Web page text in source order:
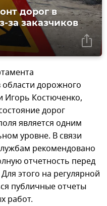
дорог в
за заказчиков
области дорожного
Игорь Костюченко,
дорог
является одним
уровне. В связи
рекомендовано
отчетность перед
этого на регулярной
публичные отчеты
работ.